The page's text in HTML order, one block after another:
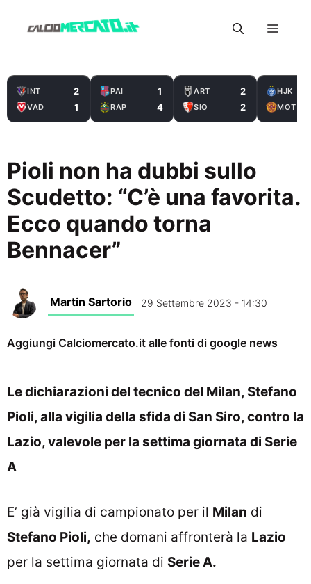
Menu
INT 2
VAD 1
PAI 1
RAP 4
ART 2
SIO 2
HJK
MOT
Pioli non ha dubbi sullo
Scudetto: “C’è una favorita.
Ecco quando torna
Bennacer”
Martin Sartorio 29 Settembre 2023 - 14:30
Aggiungi Calciomercato.it alle fonti di google news
Le dichiarazioni del tecnico del Milan, Stefano
Pioli, alla vigilia della sfida di San Siro, contro la
Lazio, valevole per la settima giornata di Serie
A
E’ già vigilia di campionato per il Milan di
Stefano Pioli, che domani affronterà la Lazio
per la settima giornata di Serie A.